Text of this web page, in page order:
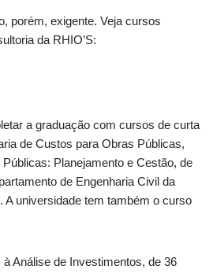
porém, exigente. Veja cursos
da RHIO’S:
a graduação com cursos de curta
de Custos para Obras Públicas,
Planejamento e Cestão, de
de Engenharia Civil da
A universidade tem também o curso
Análise de Investimentos, de 36